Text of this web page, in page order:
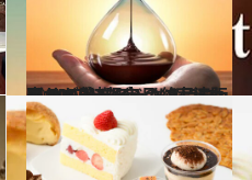
2024.12.4
【サロン・デュ・ショコラ 2025】限定品に実演販売、イートインも！ 25カ国144ブランドの絶品ショコラが勢揃い
グルメ